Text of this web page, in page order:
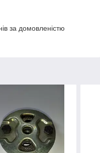
за домовленістю